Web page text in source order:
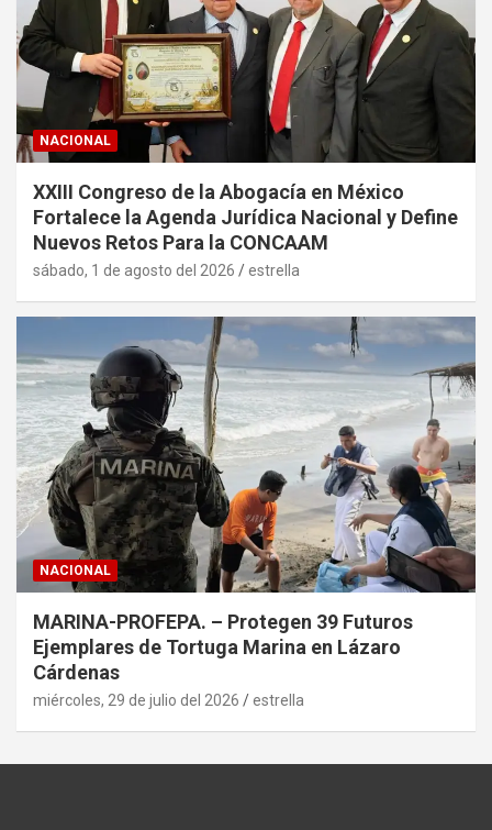
NACIONAL
XXIII Congreso de la Abogacía en México
Fortalece la Agenda Jurídica Nacional y Define
Nuevos Retos Para la CONCAAM
sábado, 1 de agosto del 2026 estrella
NACIONAL
MARINA-PROFEPA. – Protegen 39 Futuros
Ejemplares de Tortuga Marina en Lázaro
Cárdenas
miércoles, 29 de julio del 2026 estrella